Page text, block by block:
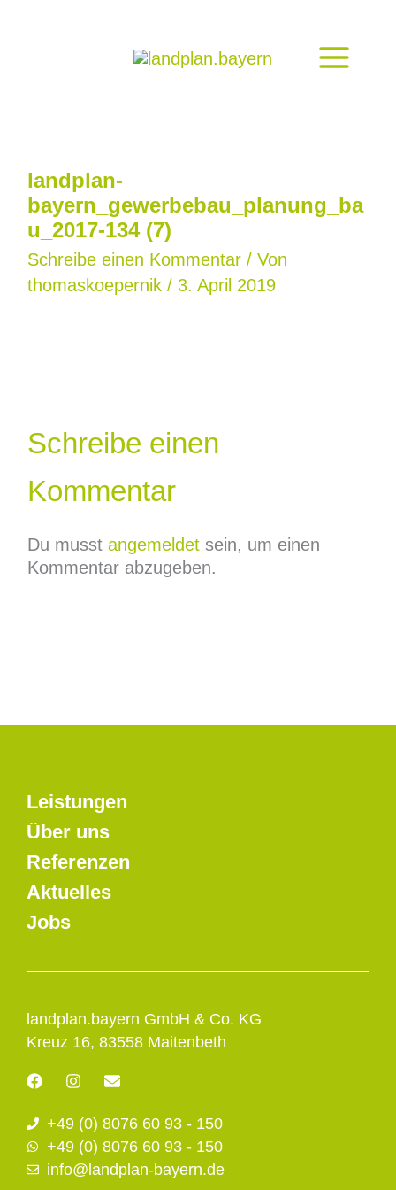
landplan-
bayern_gewerbebau_planung_ba
u_2017-134 (7)
Schreibe einen Kommentar / Von
thomaskoepernik / 3. April 2019
Schreibe einen
Kommentar
Du musst angemeldetsein, um einen
Kommentar abzugeben.
landplan.bayern GmbH & Co. KG
Kreuz 16, 83558 Maitenbeth
F
a
e
b
o
o
I
n
t
a
g
r
E
e
l
o
p
+49 (0) 8076 60 93 - 150
+49 (0) 8076 60 93 - 150
info@landplan-bayern.de
Leistungen
Über uns
Referenzen
Aktuelles
Jobs